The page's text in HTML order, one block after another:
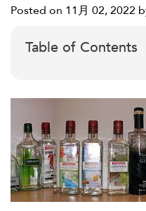
Posted on 11月 02, 2022
Table of Contents